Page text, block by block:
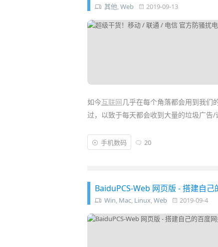
其他,Web 2019-09-13
如今互联网几乎在每个角落都会用到我们
过，以致于每天都会收到大量的垃圾广告/
其实 移动、电信 、 联通
火墙”，帮你自动过滤屏蔽掉大量群发/诈
手机数码 20
BaiduPCS-Web 网页版 - 搭建自
Win, Mac, Linux,Web 2019-09-4